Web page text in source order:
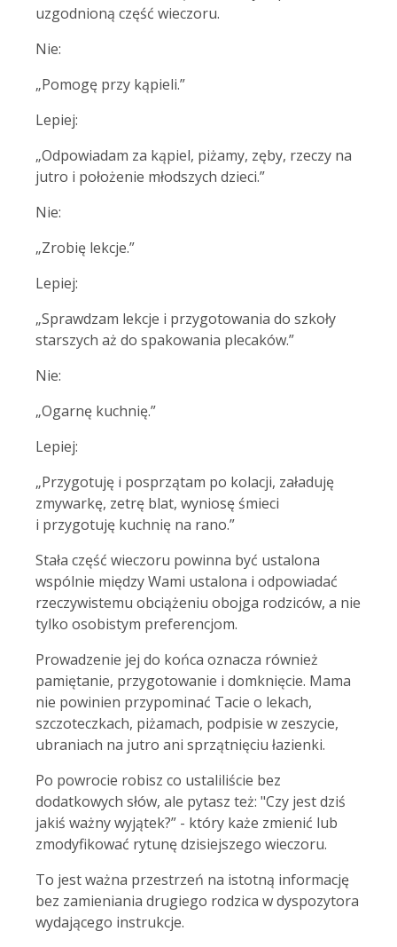
uzgodnioną część wieczoru.
Nie:
„Pomogę przy kąpieli.”
Lepiej:
„Odpowiadam za kąpiel, piżamy, zęby, rzeczy na
jutro i położenie młodszych dzieci.”
Nie:
„Zrobię lekcje.”
Lepiej:
„Sprawdzam lekcje i przygotowania do szkoły
starszych aż do spakowania plecaków.”
Nie:
„Ogarnę kuchnię.”
Lepiej:
„Przygotuję i posprzątam po kolacji, załaduję
zmywarkę, zetrę blat, wyniosę śmieci
i przygotuję kuchnię na rano.”
Stała część wieczoru powinna być ustalona
wspólnie między Wami ustalona i odpowiadać
rzeczywistemu obciążeniu obojga rodziców, a nie
tylko osobistym preferencjom.
Prowadzenie jej do końca oznacza również
pamiętanie, przygotowanie i domknięcie. Mama
nie powinien przypominać Tacie o lekach,
szczoteczkach, piżamach, podpisie w zeszycie,
ubraniach na jutro ani sprzątnięciu łazienki.
Po powrocie robisz co ustaliliście bez
dodatkowych słów, ale pytasz też: "Czy jest dziś
jakiś ważny wyjątek?” - który każe zmienić lub
zmodyfikować rytunę dzisiejszego wieczoru.
To jest ważna przestrzeń na istotną informację
bez zamieniania drugiego rodzica w dyspozytora
wydającego instrukcje.